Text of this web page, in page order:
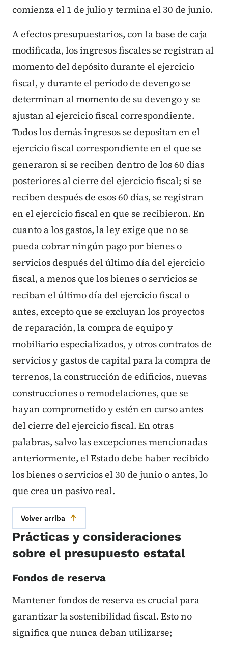
comienza el 1 de julio y termina el 30 de junio.
A efectos presupuestarios, con la base de caja
modificada, los ingresos fiscales se registran al
momento del depósito durante el ejercicio
fiscal, y durante el período de devengo se
determinan al momento de su devengo y se
ajustan al ejercicio fiscal correspondiente.
Todos los demás ingresos se depositan en el
ejercicio fiscal correspondiente en el que se
generaron si se reciben dentro de los 60 días
posteriores al cierre del ejercicio fiscal; si se
reciben después de esos 60 días, se registran
en el ejercicio fiscal en que se recibieron. En
cuanto a los gastos, la ley exige que no se
pueda cobrar ningún pago por bienes o
servicios después del último día del ejercicio
fiscal, a menos que los bienes o servicios se
reciban el último día del ejercicio fiscal o
antes, excepto que se excluyan los proyectos
de reparación, la compra de equipo y
mobiliario especializados, y otros contratos de
servicios y gastos de capital para la compra de
terrenos, la construcción de edificios, nuevas
construcciones o remodelaciones, que se
hayan comprometido y estén en curso antes
del cierre del ejercicio fiscal. En otras
palabras, salvo las excepciones mencionadas
anteriormente, el Estado debe haber recibido
los bienes o servicios el 30 de junio o antes, lo
que crea un pasivo real.
Volver arriba
Prácticas y consideraciones
sobre el presupuesto estatal
Fondos de reserva
Mantener fondos de reserva es crucial para
garantizar la sostenibilidad fiscal. Esto no
significa que nunca deban utilizarse;